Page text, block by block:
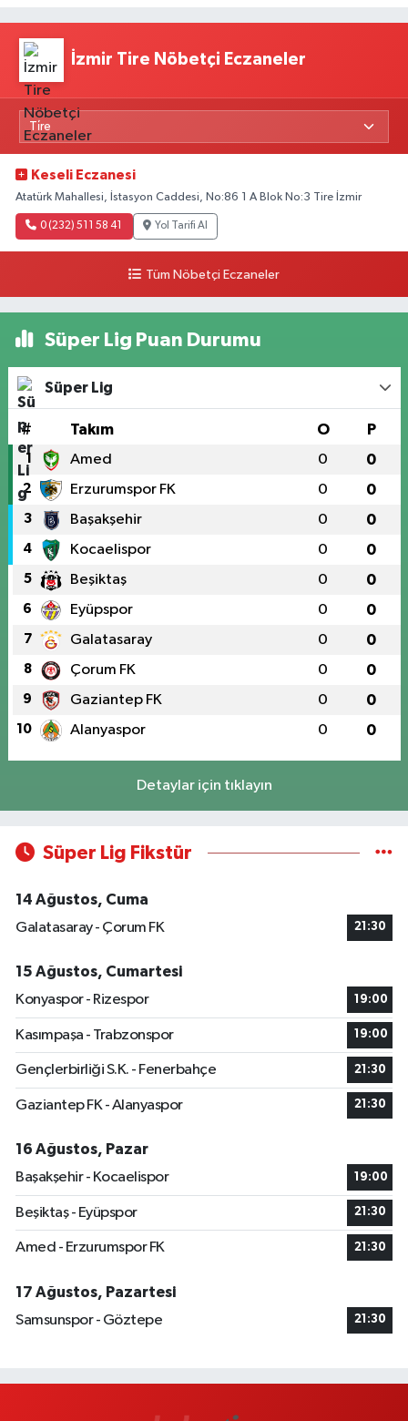
İzmir Tire Nöbetçi Eczaneler
Keseli Eczanesi
Atatürk Mahallesi, İstasyon Caddesi, No:86 1 A Blok No:3 Tire İzmir
0 (232) 511 58 41 Yol Tarifi Al
Tüm Nöbetçi Eczaneler
Süper Lig Puan Durumu
Süper Lig
# Takım O P
1 Amed 0 0
2 Erzurumspor FK 0 0
3 Başakşehir 0 0
4 Kocaelispor 0 0
5 Beşiktaş 0 0
6 Eyüpspor 0 0
7 Galatasaray 0 0
8 Çorum FK 0 0
9 Gaziantep FK 0 0
10 Alanyaspor 0 0
Detaylar için tıklayın
Süper Lig Fikstür
14 Ağustos, Cuma
Galatasaray - Çorum FK
21:30
15 Ağustos, Cumartesi
Konyaspor - Rizespor
19:00
Kasımpaşa - Trabzonspor 19:00
Gençlerbirliği S.K. - Fenerbahçe 21:30
Gaziantep FK - Alanyaspor 21:30
16 Ağustos, Pazar
Başakşehir - Kocaelispor
19:00
Beşiktaş - Eyüpspor 21:30
Amed - Erzurumspor FK 21:30
17 Ağustos, Pazartesi
Samsunspor - Göztepe
21:30